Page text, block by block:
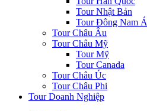
Tour Nhật Bản
Tour Đông Nam Á
Tour Châu Âu
Tour Châu Mỹ
Tour Mỹ
Tour Canada
Tour Châu Úc
Tour Châu Phi
Tour Doanh Nghiệp